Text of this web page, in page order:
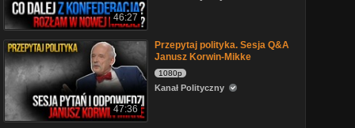
46:27
47:36
Przepytaj polityka. Sesja Q&A
Janusz Korwin-Mikke
1080p
Kanał Polityczny